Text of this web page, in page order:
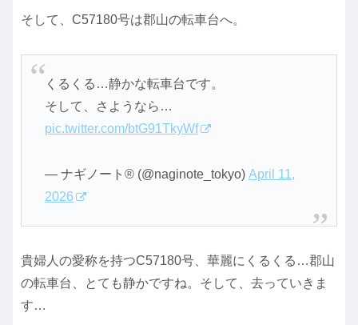
そして、C57180号は郡山の転車台へ。
くるくる…静かな転車台です。
そして、さようなら…
pic.twitter.com/btG91TkyWf
— ナギノート®︎ (@naginote_tokyo) April 11,
2026
貴婦人の愛称を持つC57180号、華麗にくるくる…郡山
の転車台、とても静かですね。そして、去っていきま
す…